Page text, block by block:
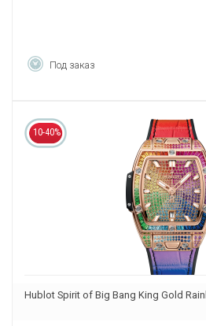
Под заказ
10-40%
Hublot Spirit of Big Bang King Gold